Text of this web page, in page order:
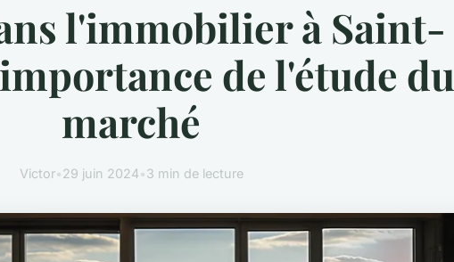
l'immobilier à Saint-
de l'étude du
marché
Victor•29 juin 2024•3 min de lecture